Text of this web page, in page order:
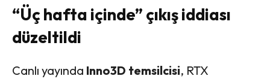
“Üç hafta içinde” çıkış iddiası
düzeltildi
Canlı yayında Inno3D temsilcisi, RTX